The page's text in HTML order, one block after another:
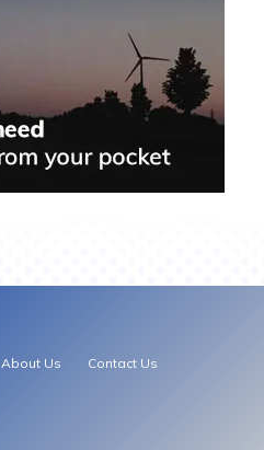
About Us Contact Us